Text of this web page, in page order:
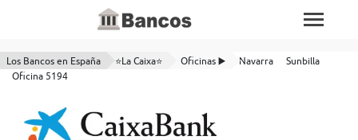
Los Bancos en España ⭐La Caixa⭐ Oficinas ▶️ Navarra
Sunbilla
Oficina 5194